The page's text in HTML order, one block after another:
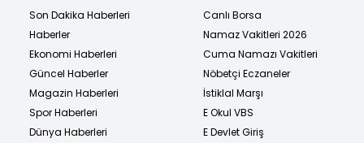
Son Dakika Haberleri
Haberler
Ekonomi Haberleri
Güncel Haberler
Magazin Haberleri
Spor Haberleri
Dünya Haberleri
Canlı Borsa
Namaz Vakitleri 2026
Cuma Namazı Vakitleri
Nöbetçi Eczaneler
İstiklal Marşı
E Okul VBS
E Devlet Giriş